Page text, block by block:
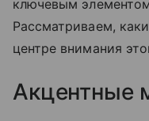
ключевым
Рассматриваем,
центре внимания
Акцентные